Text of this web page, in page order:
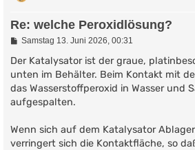
Re: welche Peroxidlösung?
B
i
r
a
g
Samstag 13. Juni 2026, 00:31
Der Katalysator ist der graue,
unten im Behälter. Beim Kontakt mit
das Wasserstoffperoxid in Wasser und
aufgespalten.
Wenn sich auf dem Katalysator
verringert sich die Kontaktfläche, so